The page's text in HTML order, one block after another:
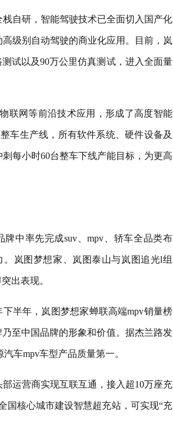
自研，智能驾驶技术已全面切入国产化
级别自动驾驶的商业化应用。目前，岚
试以及90万公里仿真测试，进入全面量
联网等前沿技术应用，形成了高度智能
车生产线，所有软件系统、硬件设备及
每小时60台整车下线产能目标，为更高
中率先完成suv、mpv、轿车全品类布
岚图梦想家、岚图泰山与岚图追光l组
出表现。
半年，岚图梦想家蝉联高端mpv销量榜
至中国品牌的形象和价值。据杰兰路发
车mpv车型产品质量第一。
运营商实现互联互通，接入超10万座充
国核心城市建设智慧超充站，可实现“充